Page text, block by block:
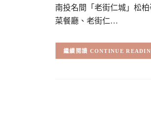
南投名間「老街仁城」松
菜餐廳、老街仁…
CONTINUE